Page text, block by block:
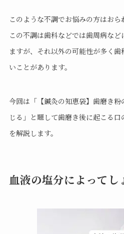
このような不調でお悩みの方はおら
この不調は歯科などでは歯周病な
ますが、それ以外の可能性が多く
いことがあります。
今回は「【鍼灸の知恵袋】歯磨き
じる」と題して歯磨き後に起こる
を解説します。
血液の塩分によってし